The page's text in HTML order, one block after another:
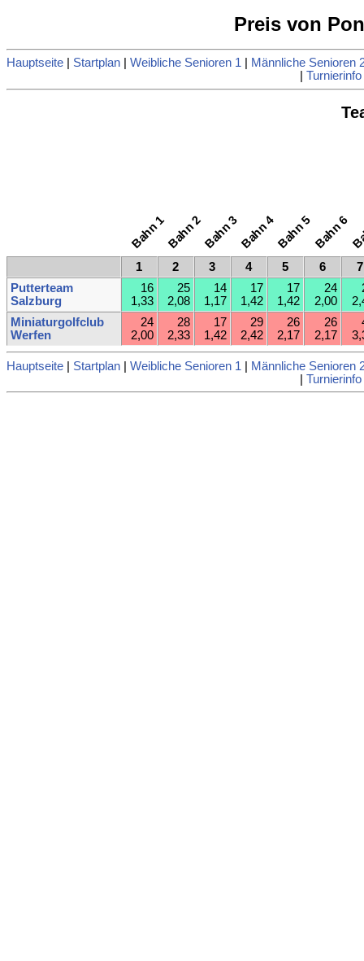
Preis von
Hauptseite Startplan |Weibliche Senioren 1
Männliche Senioren
|Turnierinfo
Bahn 1Bahn 2Bahn 3Bahn 4Bahn 5Bahn 6
1 2 3 4 5 6
7
Putterteam
Salzburg
16
1,33
25
2,08
14
1,17
17
1,42
17
1,42
24
2,00
Miniaturgolfclub
Werfen
24
2,00
28
2,33
17
1,42
29
2,42
26
2,17
26
2,17
Hauptseite Startplan |Weibliche Senioren 1
Männliche Senioren
|Turnierinfo